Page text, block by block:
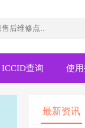
ICCID查询 使
最新资讯